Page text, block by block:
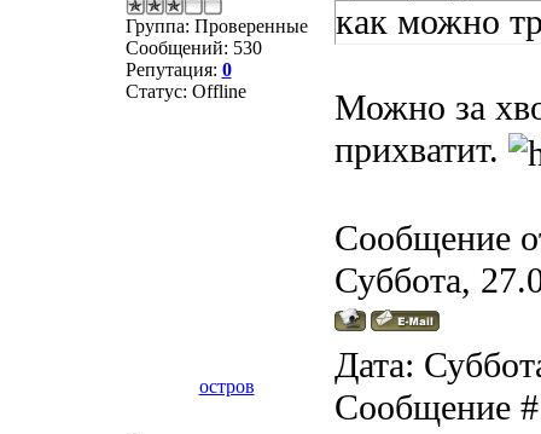
Группа: Проверенные
Сообщений: 530
Репутация: 0
Статус: Offline
как можно
Можно за
прихватит.
Сообщение
Суббота,
остров
Дата:
Сообщение